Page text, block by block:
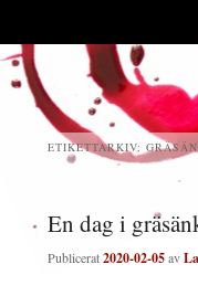
ETIKETTARKIV:
En dag i
Publicerat2020-02-05av